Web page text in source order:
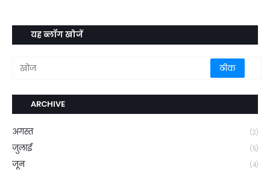
यह ब्लॉग खोजें
ARCHIVE
अगस्त (2)
जुलाई (5)
जून (4)